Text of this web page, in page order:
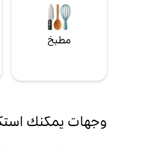
مطبخ
وجهات يمكنك